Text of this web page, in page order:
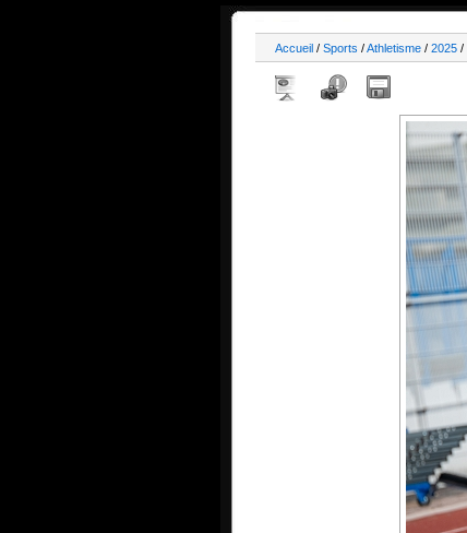
Accueil / Sports /Athletisme / 2025 /